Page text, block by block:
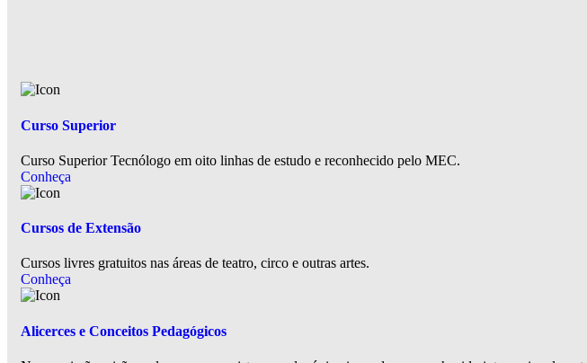
Curso Superior
Curso Superior Tecnólogo em oito linhas de estudo e reconhecido pelo MEC.
Conheça
Cursos de Extensão
Cursos livres gratuitos nas áreas de teatro, circo e outras artes.
Conheça
Alicerces e Conceitos Pedagógicos